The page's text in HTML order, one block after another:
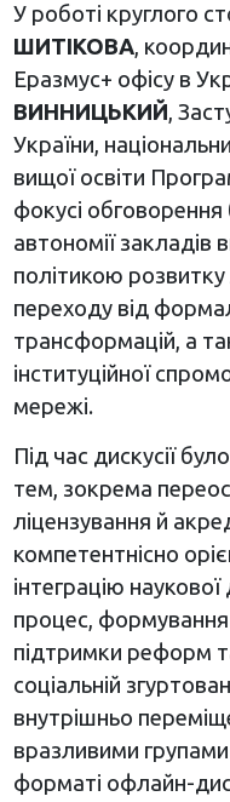
У роботі круглого
ШИТІКОВА,
Еразмус+ офісу в
ВИННИЦЬКИЙ,
України,
вищої освіти
фокусі
автономії закладів
політикою
переходу від
трансформацій, а
інституційної
мережі.
Під час дискусії
тем, зокрема
ліцензування й
компетентнісно
інтеграцію
процес, формування
підтримки реформ
соціальній
внутрішньо
вразливими групами
форматі офлайн-